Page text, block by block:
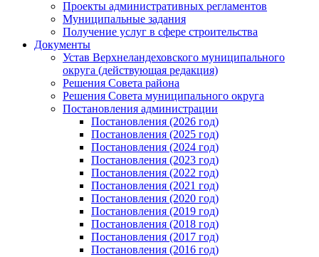
Проекты административных регламентов
Муниципальные задания
Получение услуг в сфере строительства
Документы
Устав Верхнеландеховского муниципального
округа (действующая редакция)
Решения Совета района
Решения Совета муниципального округа
Постановления администрации
Постановления (2026 год)
Постановления (2025 год)
Постановления (2024 год)
Постановления (2023 год)
Постановления (2022 год)
Постановления (2021 год)
Постановления (2020 год)
Постановления (2019 год)
Постановления (2018 год)
Постановления (2017 год)
Постановления (2016 год)